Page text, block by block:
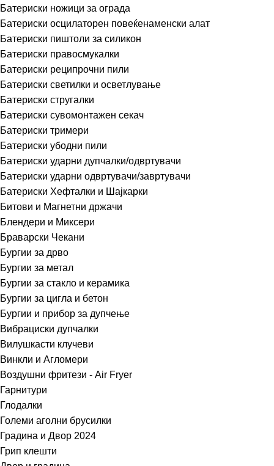
Батериски ножици за ограда
Батериски осцилаторен повеќенаменски алат
Батериски пиштоли за силикон
Батериски правосмукалки
Батериски реципрочни пили
Батериски светилки и осветлување
Батериски стругалки
Батериски сувомонтажен секач
Батериски тримери
Батериски убодни пили
Батериски ударни дупчалки/одвртувачи
Батериски ударни одвртувачи/завртувачи
Батериски Хефталки и Шајкарки
Битови и Магнетни држачи
Блендери и Миксери
Браварски Чекани
Бургии за дрво
Бургии за метал
Бургии за стакло и керамика
Бургии за цигла и бетон
Бургии и прибор за дупчење
Вибрациски дупчалки
Вилушкасти клучеви
Винкли и Агломери
Воздушни фритези - Air Fryer
Гарнитури
Глодалки
Големи аголни брусилки
Градина и Двор 2024
Грип клешти